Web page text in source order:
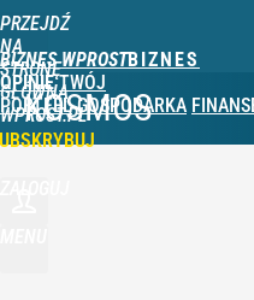
PRZEJDŹ
NA
STRONĘ
GŁÓWNĄ
WPROST.PL
BIZNES WPROST
OPINIE TWÓJ
PORTFEL GOSPODARKA
KOSMOS